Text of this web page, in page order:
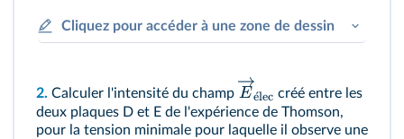
Cliquez pour accéder à une zone de dessin
2. Calculer l'intensité du champ Ee
ˊlec créé entre les
deux plaques D et E de l'expérience de Thomson,
pour la tension minimale pour laquelle il observe une